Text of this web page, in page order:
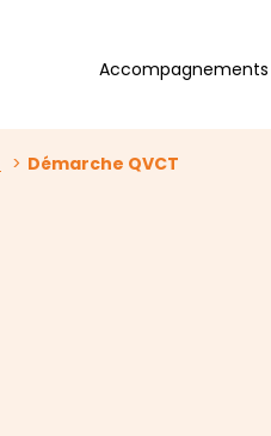
Accompagnements
Démarche QVCT